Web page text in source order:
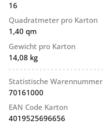
16
Quadratmeter pro Karton
1,40 qm
Gewicht pro Karton
14,08 kg
Statistische Warennummer
70161000
EAN Code Karton
4019525696656